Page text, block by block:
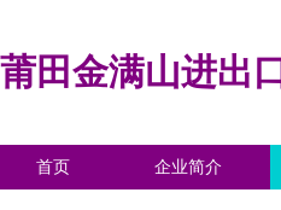
莆田金满山进出
首页 企业简介